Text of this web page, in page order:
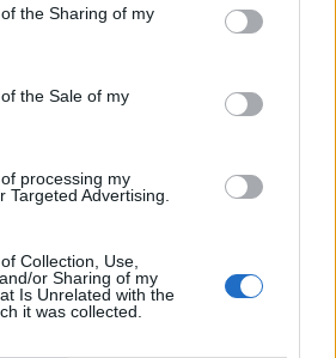
the Sharing of my
the Sale of my
processing my
Targeted Advertising.
Collection, Use,
or Sharing of my
Is Unrelated with the
it was collected.